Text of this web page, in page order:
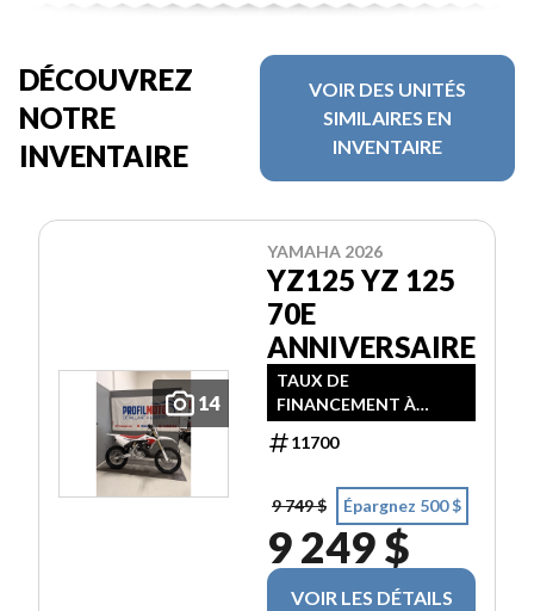
DÉCOUVREZ
NOTRE
INVENTAIRE
VOIR DES UNITÉS
SIMILAIRES EN
INVENTAIRE
14
YAMAHA 2026
YZ125 YZ 125
70E
ANNIVERSAIRE
TAUX DE
FINANCEMENT À
PARTIR DE 3,99% / 24
MOIS
11700
9 749 $ Épargnez 500 $
9 249 $
VOIR LES DÉTAILS